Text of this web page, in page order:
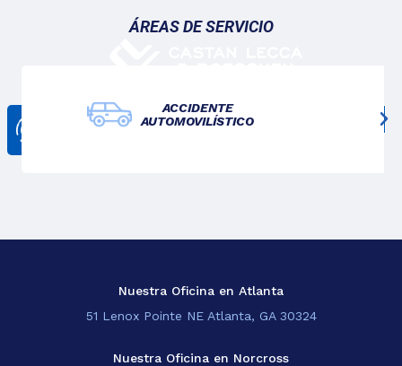
Blogs
Sedes
CONTÁCTANOS
ÁREAS DE SERVICIO
ACCIDENTE
AUTOMOVILÍSTICO
Nuestra Oficina en Atlanta
51 Lenox Pointe NE Atlanta, GA 30324
Nuestra Oficina en Norcross